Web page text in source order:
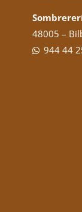
48005 –
944 44